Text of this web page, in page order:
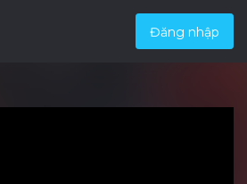
Đăng nhập